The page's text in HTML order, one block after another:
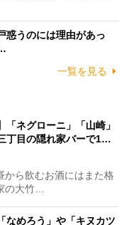
惑うのには理由があっ
一覧を見る
「ネグローニ」「山崎」
丁目の隠れ家バーで1…
ら飲むお酒にはまた格
の大竹…
なめろう」や「キヌカツ